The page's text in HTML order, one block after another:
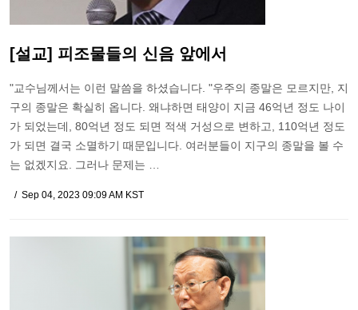
[설교] 피조물들의 신음 앞에서
"교수님께서는 이런 말씀을 하셨습니다. "우주의 종말은 모르지만, 지
구의 종말은 확실히 옵니다. 왜냐하면 태양이 지금 46억년 정도 나이
가 되었는데, 80억년 정도 되면 적색 거성으로 변하고, 110억년 정도
가 되면 결국 소멸하기 때문입니다. 여러분들이 지구의 종말을 볼 수
는 없겠지요. 그러나 문제는 …
Sep 04, 2023 09:09 AM KST